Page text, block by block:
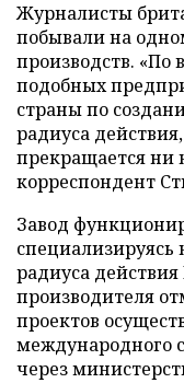
Журналисты
побывали на
производств. «По
подобных
страны по
радиуса
прекращается ни
корреспондент
Завод
специализируясь
радиуса
производителя
проектов
международного
через